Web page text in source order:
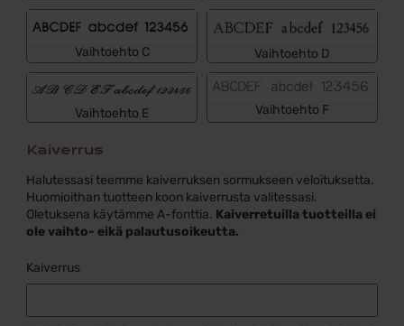
Vaihtoehto C Vaihtoehto D
Vaihtoehto E Vaihtoehto F
Kaiverrus
Halutessasi teemme kaiverruksen sormukseen veloituksetta.
Huomioithan tuotteen koon kaiverrusta valitessasi.
Oletuksena käytämme A-fonttia. Kaiverretuilla tuotteilla ei
ole vaihto- eikä palautusoikeutta.
Kaiverrus